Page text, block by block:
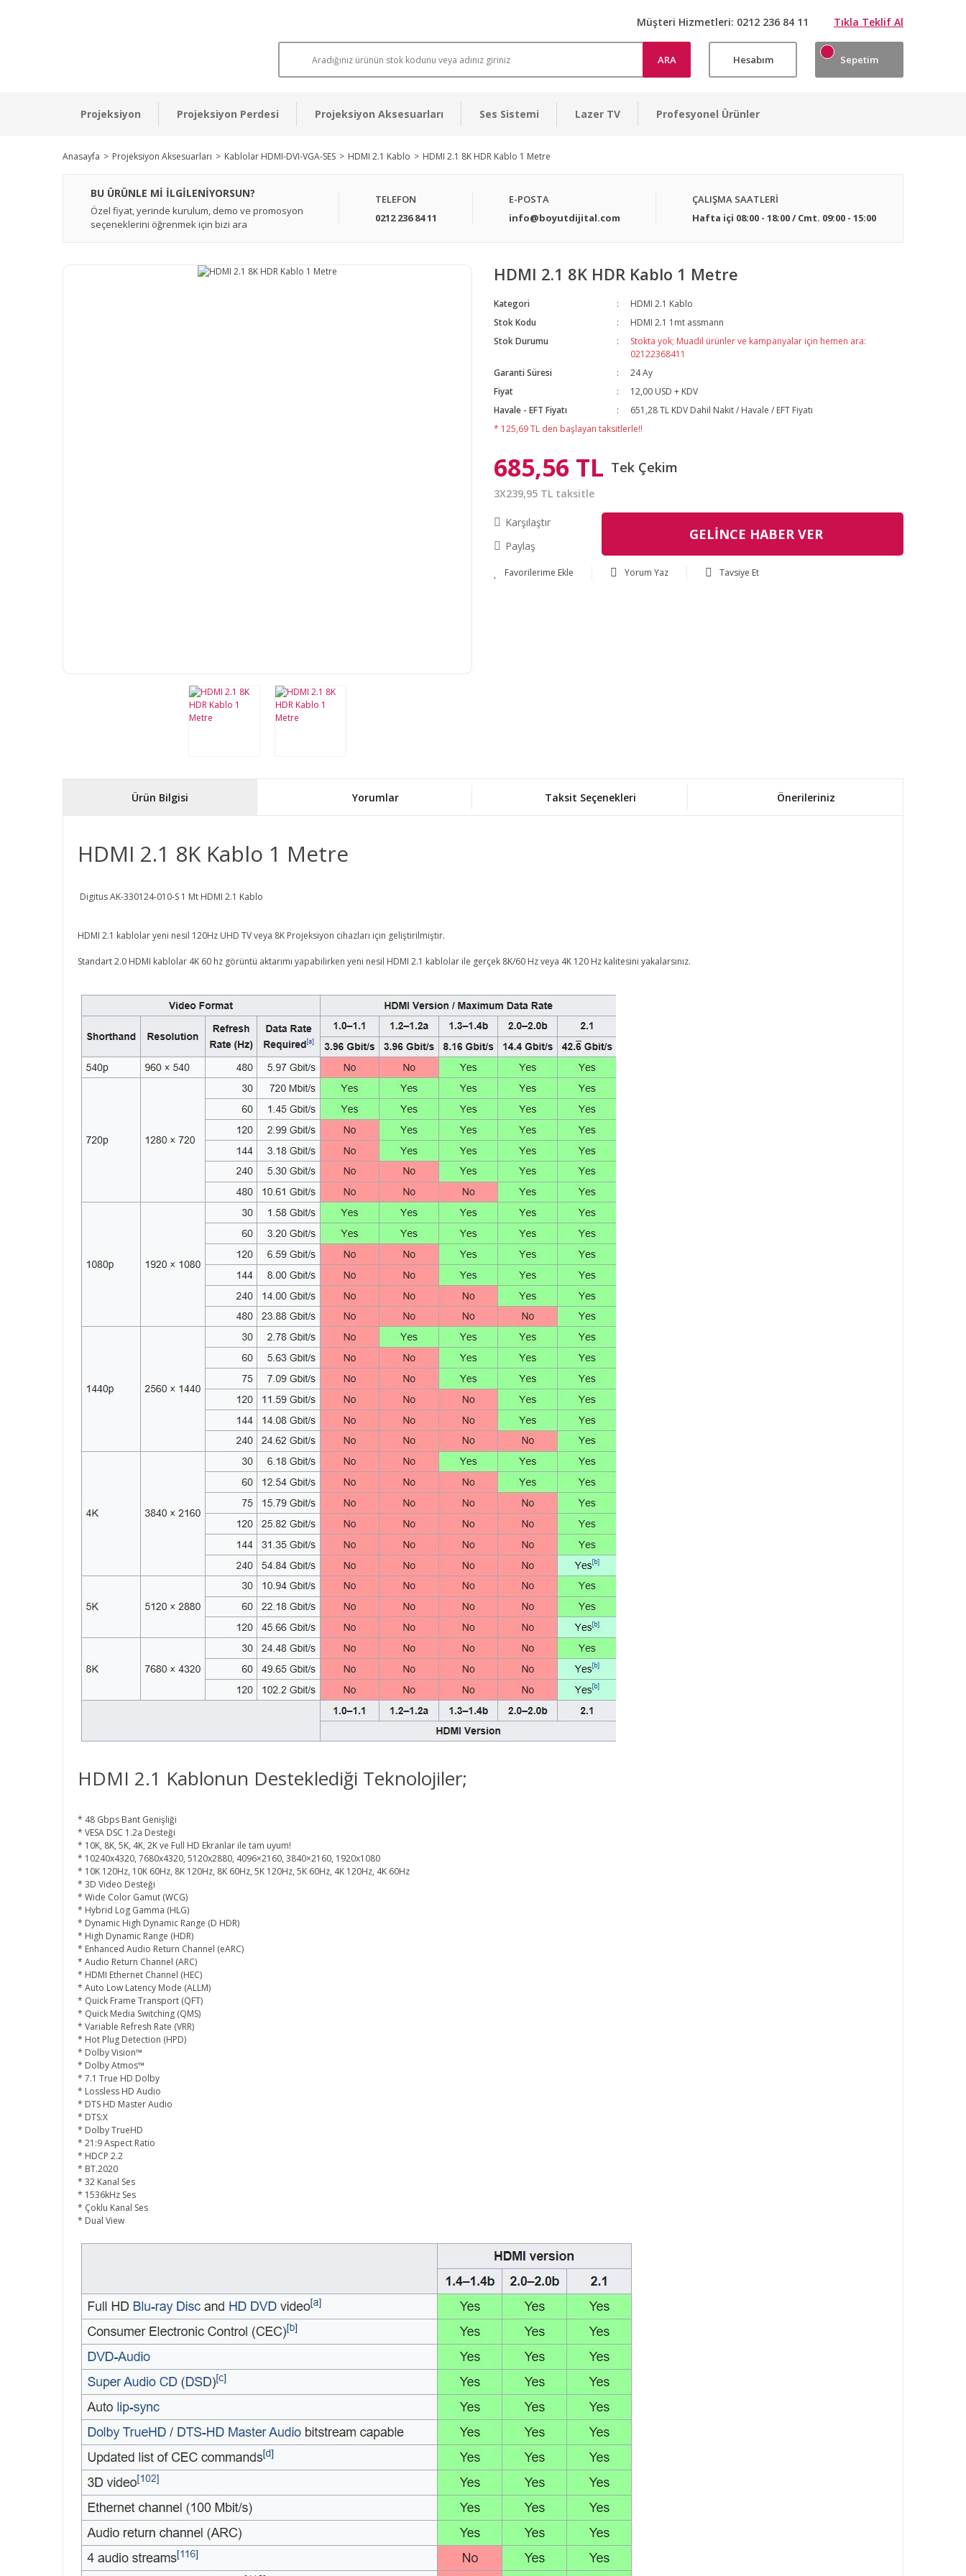
Müşteri Hizmetleri: 0212 236 84 11 Tıkla Teklif Al
ARA Hesabım Sepetim
Projeksiyon Projeksiyon Perdesi Projeksiyon Aksesuarları Ses Sistemi Lazer TV Profesyonel Ürünler
Anasayfa Projeksiyon Aksesuarları Kablolar HDMI-DVI-VGA-SES HDMI 2.1 Kablo HDMI 2.1 8K HDR Kablo 1 Metre
BU ÜRÜNLE Mİ İLGİLENİYORSUN?
Özel fiyat, yerinde kurulum, demo ve promosyon
seçeneklerini öğrenmek için bizi ara
TELEFON
0212 236 84 11
E-POSTA
info@boyutdijital.com
ÇALIŞMA SAATLERİ
Hafta içi 08:00 - 18:00 / Cmt. 09:00 - 15:00
HDMI 2.1 8K HDR Kablo 1 Metre
Kategori
HDMI 2.1 Kablo
Stok Kodu
HDMI 2.1 1mt assmann
Stok Durumu
Stokta yok; Muadil ürünler ve kampanyalar için hemen ara:
02122368411
Garanti Süresi
24 Ay
Fiyat
12,00 USD + KDV
Havale - EFT Fiyatı
651,28 TL KDV Dahil Nakit / Havale / EFT Fiyatı
* 125,69 TL den başlayan taksitlerle!!
685,56 TL Tek Çekim
3X239,95 TL taksitle
Karşılaştır
Paylaş
GELİNCE HABER VER
Yorum Yaz Tavsiye Et
Ürün Bilgisi Yorumlar Taksit Seçenekleri Önerileriniz
HDMI 2.1 8K Kablo 1 Metre
Digitus AK-330124-010-S 1 Mt HDMI 2.1 Kablo
HDMI 2.1 kablolar yeni nesil 120Hz UHD TV veya 8K Projeksiyon cihazları için geliştirilmiştir.
Standart 2.0 HDMI kablolar 4K 60 hz görüntü aktarımı yapabilirken yeni nesil HDMI 2.1 kablolar ile gerçek 8K/60 Hz veya 4K 120 Hz kalitesini yakalarsınız.
HDMI 2.1 Kablonun Desteklediği Teknolojiler;
* 48 Gbps Bant Genişliği
* VESA DSC 1.2a Desteği
* 10K, 8K, 5K, 4K, 2K ve Full HD Ekranlar ile tam uyum!
* 10240x4320, 7680x4320, 5120x2880, 4096×2160, 3840×2160, 1920x1080
* 10K 120Hz, 10K 60Hz, 8K 120Hz, 8K 60Hz, 5K 120Hz, 5K 60Hz, 4K 120Hz, 4K 60Hz
* 3D Video Desteği
* Wide Color Gamut (WCG)
* Hybrid Log Gamma (HLG)
* Dynamic High Dynamic Range (D HDR)
* High Dynamic Range (HDR)
* Enhanced Audio Return Channel (eARC)
* Audio Return Channel (ARC)
* HDMI Ethernet Channel (HEC)
* Auto Low Latency Mode (ALLM)
* Quick Frame Transport (QFT)
* Quick Media Switching (QMS)
* Variable Refresh Rate (VRR)
* Hot Plug Detection (HPD)
* Dolby Vision™
* Dolby Atmos™
* 7.1 True HD Dolby
* Lossless HD Audio
* DTS HD Master Audio
* DTS:X
* Dolby TrueHD
* 21:9 Aspect Ratio
* HDCP 2.2
* BT.2020
* 32 Kanal Ses
* 1536kHz Ses
* Çoklu Kanal Ses
* Dual View